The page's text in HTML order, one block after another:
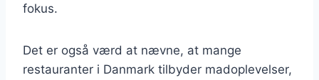
fokus.
Det er også værd at nævne, at mange
restauranter i Danmark tilbyder madoplevelser,